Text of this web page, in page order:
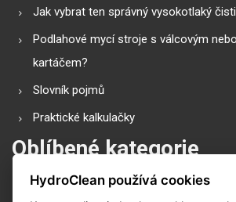
Jak vybrat ten správný vysokotlaký
Podlahové mycí stroje s válcovým
kartáčem?
Slovník pojmů
Praktické kalkulačky
Oblíbené kategorie
Průmyslové vysavače
HydroClean používá cookies